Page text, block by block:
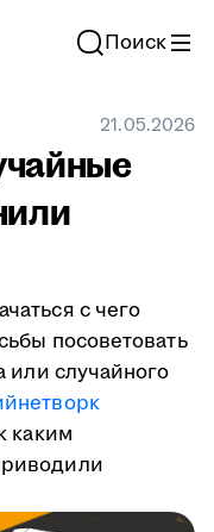
Поиск
21.05.2026
с чего
посоветовать
или случайного
каким